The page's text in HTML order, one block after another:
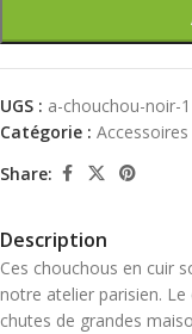
UGS : a-chouchou-noir-1
Catégorie : Accessoires
Share:
Description
Ces chouchous en cuir
notre atelier parisien. Le
chutes de grandes